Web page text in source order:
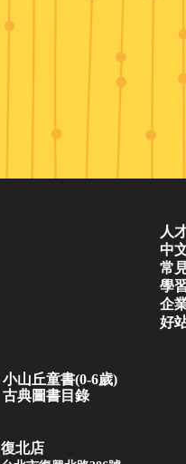
人
中
常
學
企
好
小山丘童書(0-6歲)
古典圖書目錄
復北店